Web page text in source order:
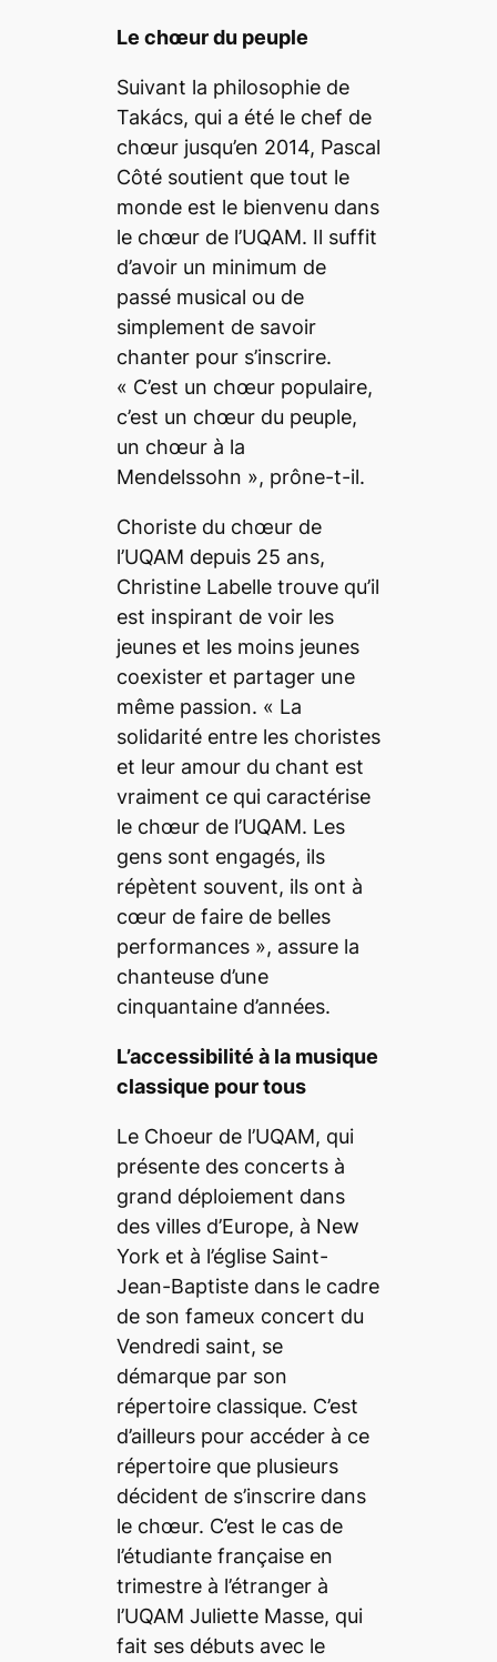
Le chœur du peuple
Suivant la philosophie de
Takács, qui a été le chef de
chœur jusqu’en 2014, Pascal
Côté soutient que tout le
monde est le bienvenu dans
le chœur de l’UQAM. Il suffit
d’avoir un minimum de
passé musical ou de
simplement de savoir
chanter pour s’inscrire.
« C’est un chœur populaire,
c’est un chœur du peuple,
un chœur à la
Mendelssohn », prône-t-il.
Choriste du chœur de
l’UQAM depuis 25 ans,
Christine Labelle trouve qu’il
est inspirant de voir les
jeunes et les moins jeunes
coexister et partager une
même passion. « La
solidarité entre les choristes
et leur amour du chant est
vraiment ce qui caractérise
le chœur de l’UQAM. Les
gens sont engagés, ils
répètent souvent, ils ont à
cœur de faire de belles
performances », assure la
chanteuse d’une
cinquantaine d’années.
L’accessibilité à la musique
classique pour tous
Le Choeur de l’UQAM, qui
présente des concerts à
grand déploiement dans
des villes d’Europe, à New
York et à l’église Saint-
Jean-Baptiste dans le cadre
de son fameux concert du
Vendredi saint, se
démarque par son
répertoire classique. C’est
d’ailleurs pour accéder à ce
répertoire que plusieurs
décident de s’inscrire dans
le chœur. C’est le cas de
l’étudiante française en
trimestre à l’étranger à
l’UQAM Juliette Masse, qui
fait ses débuts avec le